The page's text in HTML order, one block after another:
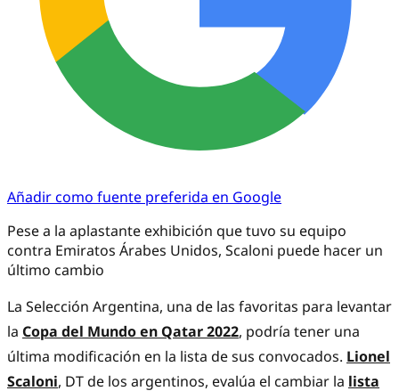
Añadir como fuente preferida en Google
Pese a la aplastante exhibición que tuvo su equipo
contra Emiratos Árabes Unidos, Scaloni puede hacer un
último cambio
La Selección Argentina, una de las favoritas para levantar
la Copa del Mundo en Qatar 2022, podría tener una
última modificación en la lista de sus convocados. Lionel
Scaloni, DT de los argentinos, evalúa el cambiar la lista